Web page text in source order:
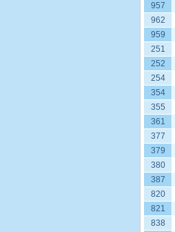
957
962
959
251
252
254
354
355
361
377
379
380
387
820
821
838